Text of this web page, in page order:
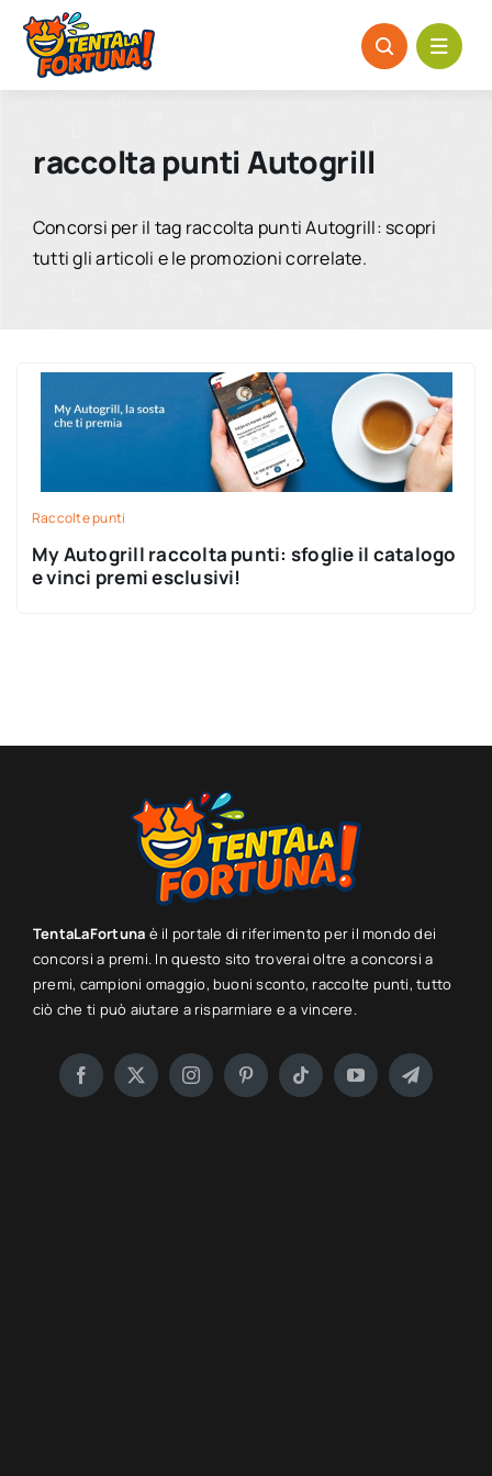
Salta
contenuto
raccolta punti Autogrill
Concorsi per il tag raccolta punti Autogrill: scopri
tutti gli articoli e le promozioni correlate.
Raccolte punti
My Autogrill raccolta punti: sfoglie il catalogo
e vinci premi esclusivi!
TentaLaFortuna è il portale di riferimento per il mondo dei
concorsi a premi. In questo sito troverai oltre a concorsi a
premi, campioni omaggio, buoni sconto, raccolte punti, tutto
ciò che ti può aiutare a risparmiare e a vincere.